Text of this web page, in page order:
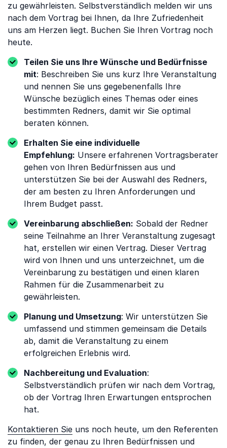
zu gewährleisten. Selbstverständlich melden wir uns
nach dem Vortrag bei Ihnen, da Ihre Zufriedenheit
uns am Herzen liegt. Buchen Sie Ihren Vortrag noch
heute.
Teilen Sie uns Ihre Wünsche und Bedürfnisse
mit: Beschreiben Sie uns kurz Ihre Veranstaltung
und nennen Sie uns gegebenenfalls Ihre
Wünsche bezüglich eines Themas oder eines
bestimmten Redners, damit wir Sie optimal
beraten können.
Erhalten Sie eine individuelle
Empfehlung: Unsere erfahrenen Vortragsberater
gehen von Ihren Bedürfnissen aus und
unterstützen Sie bei der Auswahl des Redners,
der am besten zu Ihren Anforderungen und
Ihrem Budget passt.
Vereinbarung abschließen: Sobald der Redner
seine Teilnahme an Ihrer Veranstaltung zugesagt
hat, erstellen wir einen Vertrag. Dieser Vertrag
wird von Ihnen und uns unterzeichnet, um die
Vereinbarung zu bestätigen und einen klaren
Rahmen für die Zusammenarbeit zu
gewährleisten.
Planung und Umsetzung: Wir unterstützen Sie
umfassend und stimmen gemeinsam die Details
ab, damit die Veranstaltung zu einem
erfolgreichen Erlebnis wird.
Nachbereitung und Evaluation:
Selbstverständlich prüfen wir nach dem Vortrag,
ob der Vortrag Ihren Erwartungen entsprochen
hat.
Kontaktieren Sie uns noch heute, um den Referenten
zu finden, der genau zu Ihren Bedürfnissen und